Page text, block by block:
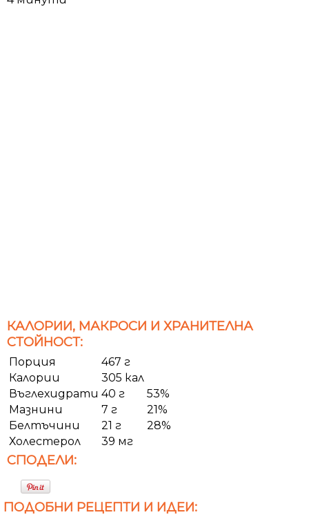
КАЛОРИИ, МАКРОСИ И ХРАНИТЕЛНА
СТОЙНОСТ:
Порция
467 г
Калории
305 кал
Въглехидрати 40 г
53%
Мазнини
7 г
21%
Белтъчини
21 г
28%
Холестерол
39 мг
СПОДЕЛИ:
ПОДОБНИ РЕЦЕПТИ И ИДЕИ: